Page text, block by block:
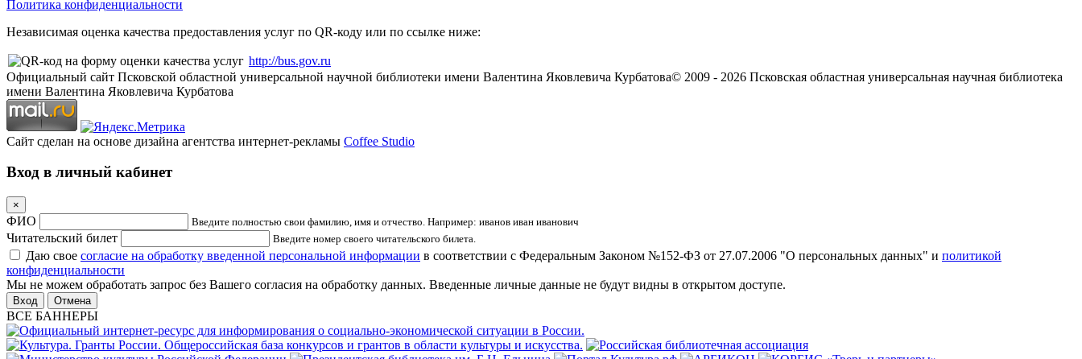
Политика конфиденциальности
Независимая оценка качества предоставления услуг по QR-коду или по ссылке ниже:
http://bus.gov.ru
Официальный сайт Псковской областной универсальной научной библиотеки имени Валентина Яковлевича Курбатова© 2009 - 2026 Псковская областная универсальная научная библиотека
имени Валентина Яковлевича Курбатова
Сайт сделан на основе дизайна агентства интернет-рекламы Coffee Studio
Вход в личный кабинет
×
ФИО Введите полностью свои фамилию, имя и отчество. Например: иванов иван иванович
Читательский билет Введите номер своего читательского билета.
Даю свое согласие на обработку введенной персональной информации в соответствии с Федеральным Законом №152-ФЗ от 27.07.2006 "О персональных данных" и политикой
конфиденциальности
Мы не можем обработать запрос без Вашего согласия на обработку данных. Введенные личные данные не будут видны в открытом доступе.
Отмена
ВСЕ БАННЕРЫ